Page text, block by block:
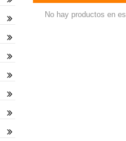
No hay productos en